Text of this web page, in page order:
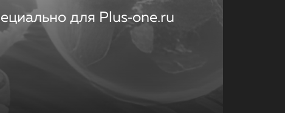
для Plus‑one.ru